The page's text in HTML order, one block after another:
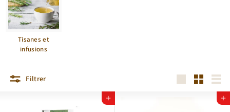
Tisanes et
infusions
Filtrer
Ajouter au panier Ajouter au panier